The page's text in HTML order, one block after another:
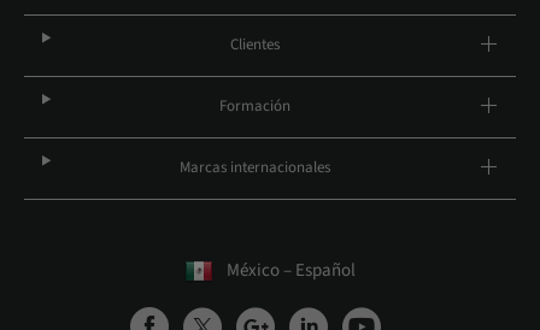
Clientes
Formación
Marcas internacionales
México – Español